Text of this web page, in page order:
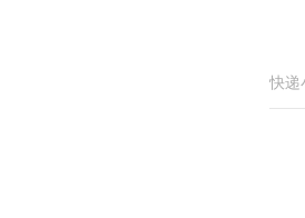
快递